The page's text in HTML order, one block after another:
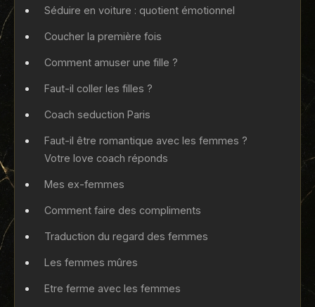
Séduire en voiture : quotient émotionnel
Coucher la première fois
Comment amuser une fille ?
Faut-il coller les filles ?
Coach seduction Paris
Faut-il être romantique avec les femmes ?
Votre love coach réponds
Mes ex-femmes
Comment faire des compliments
Traduction du regard des femmes
Les femmes mûres
Etre ferme avec les femmes